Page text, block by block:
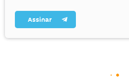
Assinar